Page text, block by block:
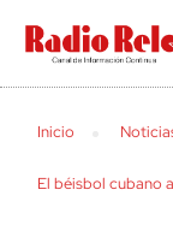
Inicio
El béisbol cubano